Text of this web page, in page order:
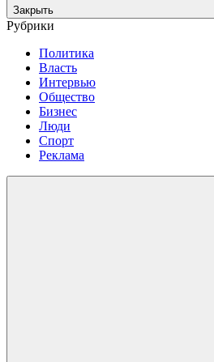
Закрыть
Рубрики
Политика
Власть
Интервью
Общество
Бизнес
Люди
Спорт
Реклама